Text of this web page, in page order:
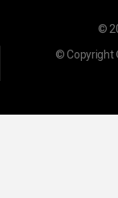
©
© Copyright